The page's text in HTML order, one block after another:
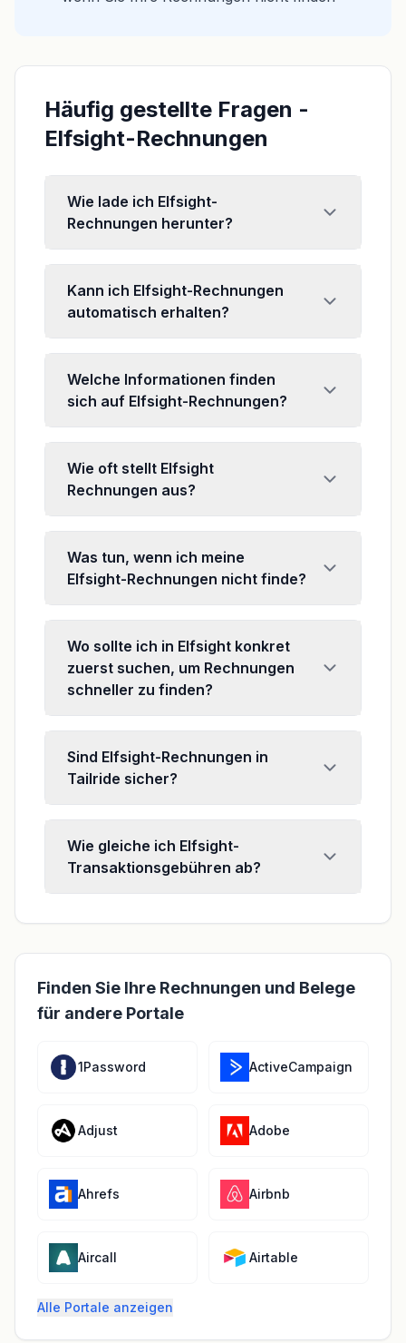
Häufig gestellte Fragen -
Elfsight-Rechnungen
Wie lade ich Elfsight-
Rechnungen herunter?
Kann ich Elfsight-Rechnungen
automatisch erhalten?
Welche Informationen finden
sich auf Elfsight-Rechnungen?
Wie oft stellt Elfsight
Rechnungen aus?
Was tun, wenn ich meine
Elfsight-Rechnungen nicht finde?
Wo sollte ich in Elfsight konkret
zuerst suchen, um Rechnungen
schneller zu finden?
Sind Elfsight-Rechnungen in
Tailride sicher?
Wie gleiche ich Elfsight-
Transaktionsgebühren ab?
Finden Sie Ihre Rechnungen und Belege
für andere Portale
1Password ActiveCampaign
Adjust Adobe
Ahrefs Airbnb
Aircall Airtable
Alle Portale anzeigen